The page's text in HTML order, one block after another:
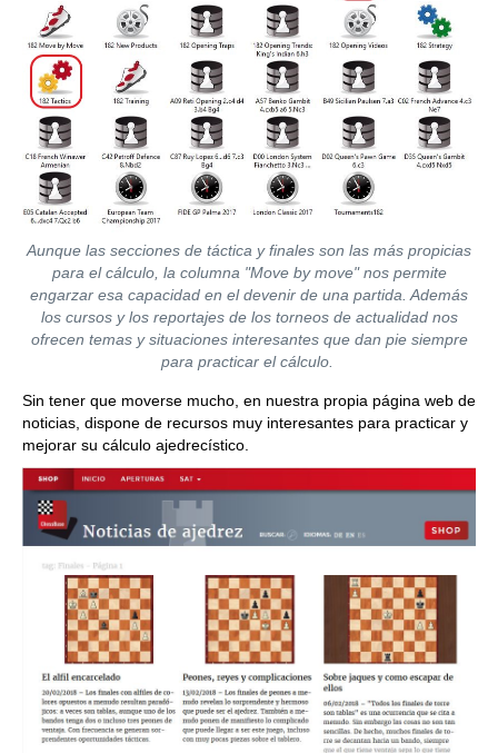
Aunque las secciones de táctica y finales son las más propicias
para el cálculo, la columna "Move by move" nos permite
engarzar esa capacidad en el devenir de una partida. Además
los cursos y los reportajes de los torneos de actualidad nos
ofrecen temas y situaciones interesantes que dan pie siempre
para practicar el cálculo.
Sin tener que moverse mucho, en nuestra propia página web de
noticias, dispone de recursos muy interesantes para practicar y
mejorar su cálculo ajedrecístico.